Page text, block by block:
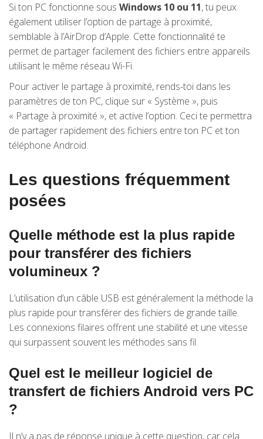
Si ton PC fonctionne sous Windows 10 ou 11, tu peux
également utiliser l’option de partage à proximité,
semblable à l’AirDrop d’Apple. Cette fonctionnalité te
permet de partager facilement des fichiers entre appareils
utilisant le même réseau Wi-Fi.
Pour activer le partage à proximité, rends-toi dans les
paramètres de ton PC, clique sur « Système », puis
« Partage à proximité », et active l’option. Ceci te permettra
de partager rapidement des fichiers entre ton PC et ton
téléphone Android.
Les questions fréquemment
posées
Quelle méthode est la plus rapide
pour transférer des fichiers
volumineux ?
L’utilisation d’un câble USB est généralement la méthode la
plus rapide pour transférer des fichiers de grande taille.
Les connexions filaires offrent une stabilité et une vitesse
qui surpassent souvent les méthodes sans fil.
Quel est le meilleur logiciel de
transfert de fichiers Android vers PC
?
Il n’y a pas de réponse unique à cette question, car cela